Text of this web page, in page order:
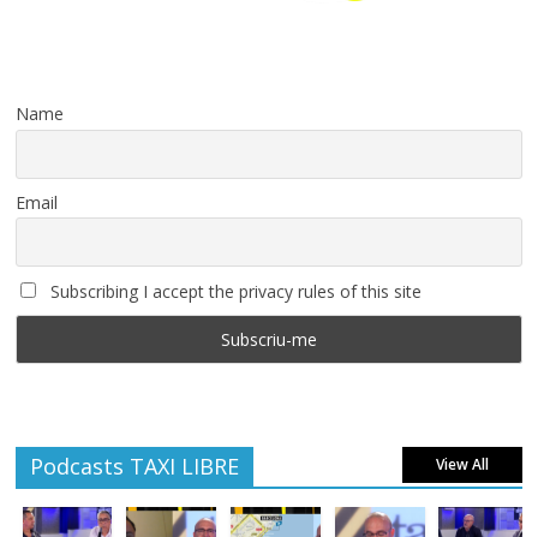
Name
Email
Subscribing I accept the privacy rules of this site
Podcasts TAXI LIBRE View All